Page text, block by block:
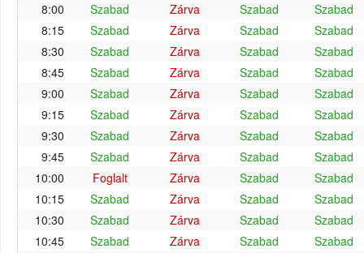
8:00
Szabad Zárva Szabad
Szabad
8:15
Szabad Zárva Szabad
Szabad
8:30
Szabad Zárva Szabad
Szabad
8:45
Szabad Zárva Szabad
Szabad
9:00
Szabad Zárva Szabad
Szabad
9:15
Szabad Zárva Szabad
Szabad
9:30
Szabad Zárva Szabad
Szabad
9:45
Szabad Zárva Szabad
Szabad
10:00
Foglalt Zárva Szabad
Szabad
10:15
Szabad Zárva Szabad
Szabad
10:30
Szabad Zárva Szabad
Szabad
10:45
Szabad Zárva Szabad
Szabad